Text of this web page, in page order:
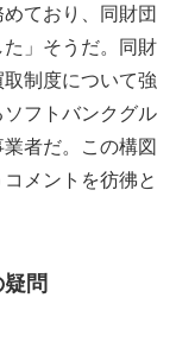
ており、同財団
」そうだ。同財
制度について強
フトバンクグル
者だ。この構図
メントを彷彿と
問